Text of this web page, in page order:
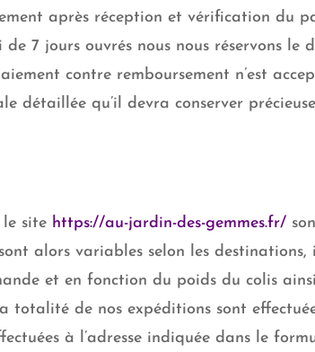
après réception et vérification du
7 jours ouvrés nous nous réservons le
contre remboursement n’est
détaillée qu’il devra conserver
le site https://au-jardin-des-gemmes.fr/
alors variables selon les
et en fonction du poids du colis
de nos expéditions sont
à l’adresse indiquée dans le